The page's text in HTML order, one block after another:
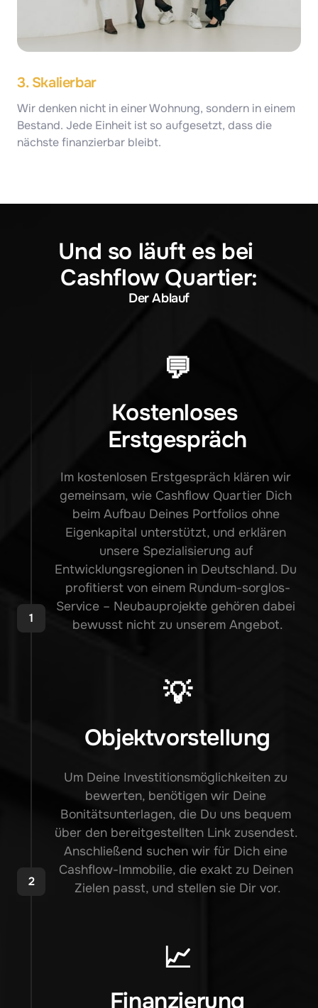
3. Skalierbar
Wir denken nicht in einer Wohnung, sondern in einem
Bestand. Jede Einheit ist so aufgesetzt, dass die
nächste finanzierbar bleibt.
Und so läuft es bei
Cashflow Quartier:
Der Ablauf
1
💬
Kostenloses
Erstgespräch
Im kostenlosen Erstgespräch klären wir
gemeinsam, wie Cashflow Quartier Dich
beim Aufbau Deines Portfolios ohne
Eigenkapital unterstützt, und erklären
unsere Spezialisierung auf
Entwicklungsregionen in Deutschland. Du
profitierst von einem Rundum-sorglos-
Service – Neubauprojekte gehören dabei
bewusst nicht zu unserem Angebot.
2
💡
Objektvorstellung
Um Deine Investitionsmöglichkeiten zu
bewerten, benötigen wir Deine
Bonitätsunterlagen, die Du uns bequem
über den bereitgestellten Link zusendest.
Anschließend suchen wir für Dich eine
Cashflow-Immobilie, die exakt zu Deinen
Zielen passt, und stellen sie Dir vor.
📈
Finanzierung